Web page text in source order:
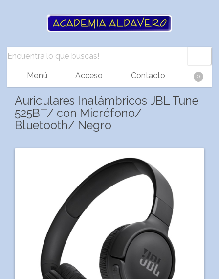
Menú Acceso Contacto 0
Auriculares Inalámbricos JBL Tune
525BT/ con Micrófono/
Bluetooth/ Negro